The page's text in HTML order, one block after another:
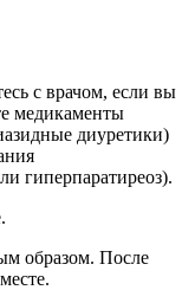
с врачом, если вы
медикаменты
диуретики)
гиперпаратиреоз).
образом. После